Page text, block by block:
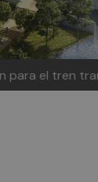
para el tren